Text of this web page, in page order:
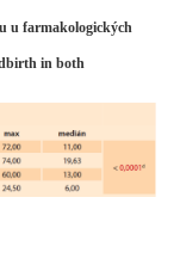
u farmakologických
in both